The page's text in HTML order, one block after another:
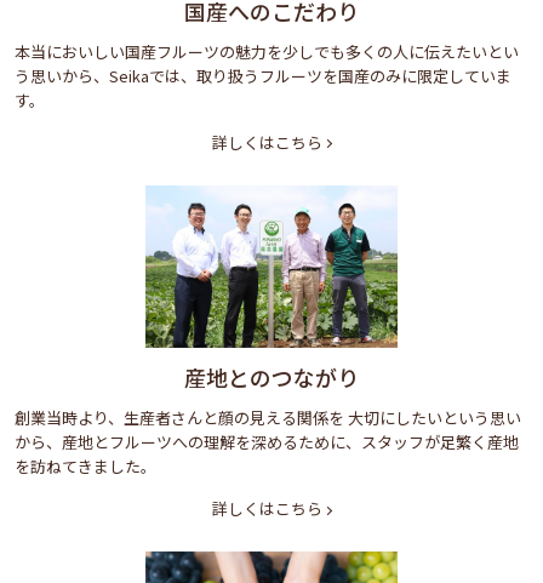
国産へのこだわり
本当においしい国産フルーツの魅力を少しでも多くの人に伝えたいとい
う思いから、Seikaでは、取り扱うフルーツを国産のみに限定していま
す。
詳しくはこちら
産地とのつながり
創業当時より、生産者さんと顔の見える関係を 大切にしたいという思い
から、産地とフルーツへの理解を深めるために、スタッフが足繁く産地
を訪ねてきました。
詳しくはこちら